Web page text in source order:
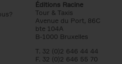
Éditions Racine
Tour & Taxis
Avenue du Port, 86C
bte 104A
B-1000 Bruxelles
T. 32 (0)2 646 44 44
F. 32 (0)2 646 55 70